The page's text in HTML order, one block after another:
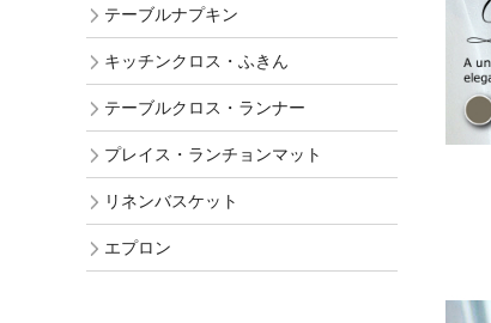
テーブルナプキン
キッチンクロス・ふきん
テーブルクロス・ランナー
プレイス・ランチョンマット
リネンバスケット
エプロン